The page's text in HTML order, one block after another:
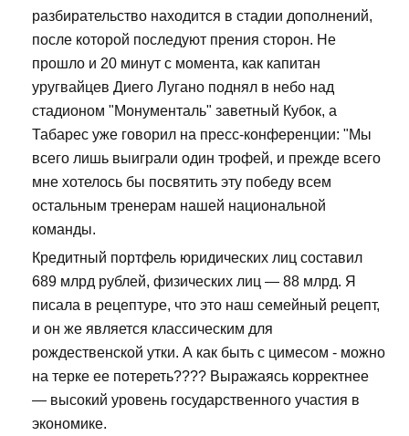
разбирательство находится в стадии дополнений,
после которой последуют прения сторон. Не
прошло и 20 минут с момента, как капитан
уругвайцев Диего Лугано поднял в небо над
стадионом "Монументаль" заветный Кубок, а
Табарес уже говорил на пресс-конференции: "Мы
всего лишь выиграли один трофей, и прежде всего
мне хотелось бы посвятить эту победу всем
остальным тренерам нашей национальной
команды.
Кредитный портфель юридических лиц составил
689 млрд рублей, физических лиц — 88 млрд. Я
писала в рецептуре, что это наш семейный рецепт,
и он же является классическим для
рождественской утки. А как быть с цимесом - можно
на терке ее потереть???? Выражаясь корректнее
— высокий уровень государственного участия в
экономике.